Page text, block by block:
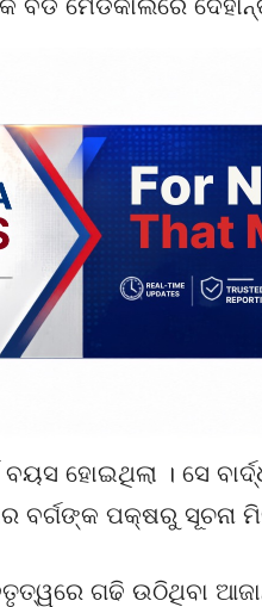
ବଡ ମେଡିକାଲରେ
ବୟସ ହୋଇଥିଲା । ସେ
ବର୍ଗଙ୍କ ପକ୍ଷରୁ ସୂଚନା
ଗଢି ଉଠିଥିବା